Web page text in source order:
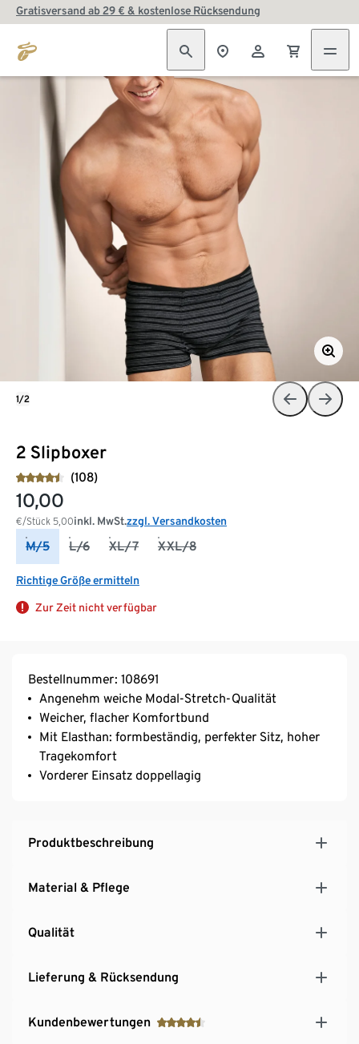
Gratisversand ab 29 € & kostenlose Rücksendung
2 Slipboxer
(108)
10,00
€/Stück 5,00inkl. MwSt.zzgl. Versandkosten
M/5 L/6 XL/7 XXL/8
Richtige Größe ermitteln
Zur Zeit nicht verfügbar
1/2
Bestellnummer: 108691
Angenehm weiche Modal-Stretch-Qualität
Weicher, flacher Komfortbund
Mit Elasthan: formbeständig, perfekter Sitz, hoher
Tragekomfort
Vorderer Einsatz doppellagig
Produktbeschreibung
Material & Pflege
Qualität
Lieferung & Rücksendung
Kundenbewertungen